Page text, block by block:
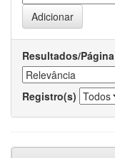
Resultados/Página
Registro(s)